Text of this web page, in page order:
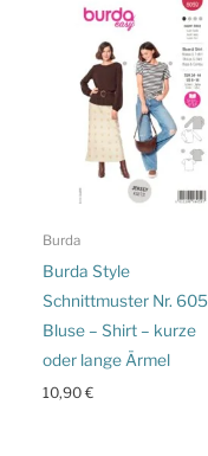
Burda
Burda Style
Schnittmuster Nr.
Bluse – Shirt – kurze
oder lange Ärmel
10,90€